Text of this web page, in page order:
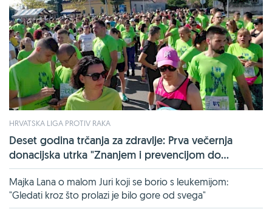
HRVATSKA LIGA PROTIV RAKA
Deset godina trčanja za zdravlje: Prva večernja
donacijska utrka "Znanjem i prevencijom do...
Majka Lana o malom Juri koji se borio s leukemijom:
"Gledati kroz što prolazi je bilo gore od svega"